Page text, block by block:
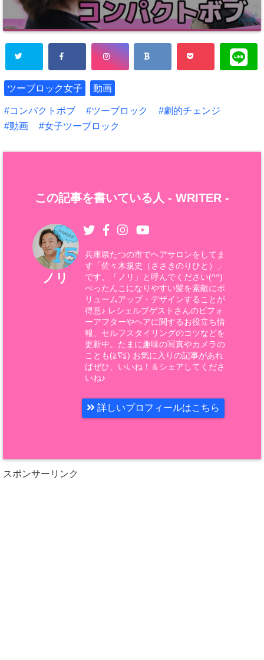
ツーブロック女子 動画
コンパクトボブ ツーブロック
劇的チェンジ
動画
女子ツーブロック
この記事を書いている人 - WRITER -
ノリ
兵庫県たつの市でヘアサロンをしてま
す「佐々木規史（ささきのりひと）」
です。「ノリ」と呼んでください(^^)
ぺったんこになりやすい髪を素敵にボ
リュームアップ・デザインすることが
得意♪ レシェルブゲストさんのビフォ
ーアフターやヘアに関するお役立ち情
報、セルフスタイリングのコツなどを
更新中。たまに趣味の写真やカメラの
ことも(≧∇≦) お気に入りの記事があれ
ばぜひ、いいね！＆シェアしてくださ
いね♪
詳しいプロフィールはこちら
スポンサーリンク